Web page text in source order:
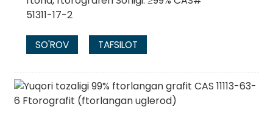
51311-17-2
SO'ROV TAFSILOT